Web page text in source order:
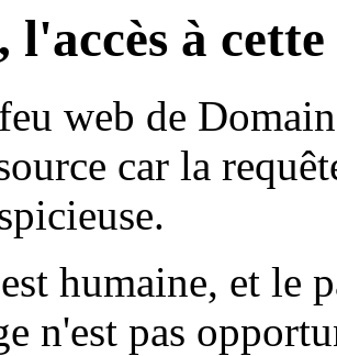
l'accès à
web de
car la
humaine, et le
n'est pas